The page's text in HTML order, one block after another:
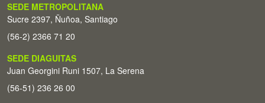
SEDE METROPOLITANA
Sucre 2397, Ñuñoa, Santiago
(56-2) 2366 71 20
SEDE DIAGUITAS
Juan Georgini Runi 1507, La Serena
(56-51) 236 26 00